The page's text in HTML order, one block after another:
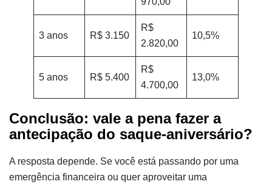
3 anos R$ 3.150
R$
2.820,00
10,5%
5 anos R$ 5.400
R$
4.700,00
13,0%
Conclusão: vale a pena fazer a
antecipação do saque-aniversário?
A resposta depende. Se você está passando por uma
emergência financeira ou quer aproveitar uma